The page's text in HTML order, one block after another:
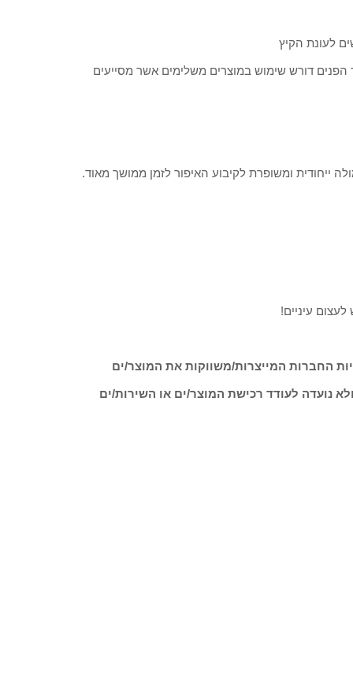
הפנים דורש שימוש במוצרים משלימים אשר מסייעים
ייחודית ומשופרת לקיבוע האיפור לזמן ממושך מאוד.
עיניים!
החברות המייצרות/משווקות את המוצר/ים
נועדה לעודד רכישת המוצר/ים או השירות/ים